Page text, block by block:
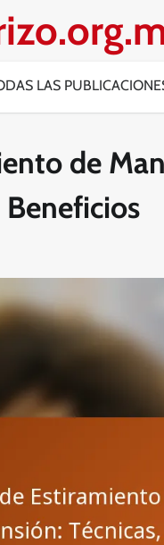
LAS
de
Beneficios